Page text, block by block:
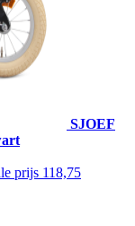
SJOEF
prijs 118,75